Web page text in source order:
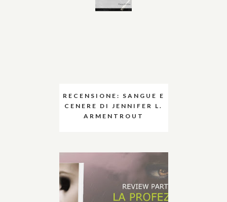
RECENSIONE: SANGUE E
CENERE DI JENNIFER L.
ARMENTROUT